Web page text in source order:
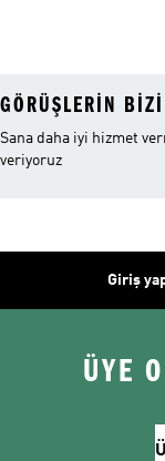
GÖRÜŞLERIN
Sana daha iyi hizmet
veriyoruz
Giriş
ÜYE